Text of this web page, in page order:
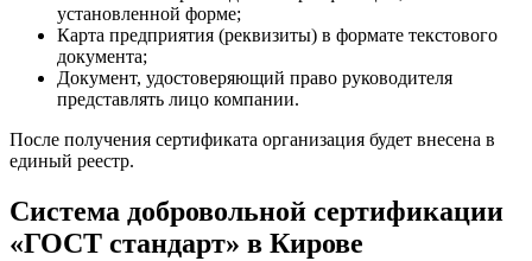
установленной форме;
Карта предприятия (реквизиты) в формате текстового
документа;
Документ, удостоверяющий право руководителя
представлять лицо компании.
После получения сертификата организация будет внесена в
единый реестр.
Система добровольной сертификации
«ГОСТ стандарт» в Кирове